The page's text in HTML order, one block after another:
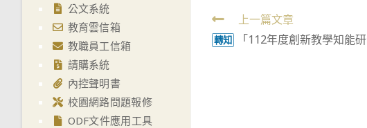
Read
more
上一篇文章
轉知 「112年度創新教學知能研
公文系統
教育雲信箱
教職員工信箱
請購系統
內控聲明書
校園網路問題報修
ODF文件應用工具